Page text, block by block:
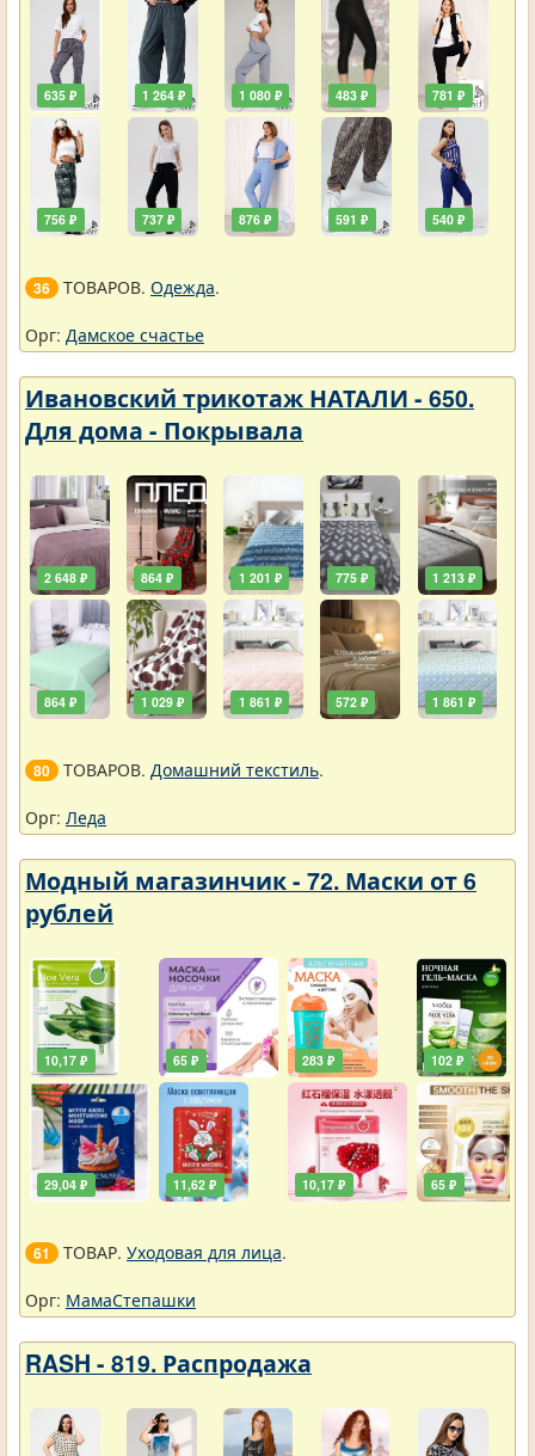
635 ₽
756 ₽
1 264 ₽
737 ₽
1 080 ₽
876 ₽
483 ₽
591 ₽
781 ₽
540 ₽
36 ТОВАРОВ. Одежда.
Орг: Дамское счастье
Ивановский трикотаж НАТАЛИ - 650.
Для дома - Покрывала
2 648 ₽
864 ₽
864 ₽
1 029 ₽
1 201 ₽
1 861 ₽
775 ₽
572 ₽
1 213 ₽
1 861 ₽
80 ТОВАРОВ. Домашний текстиль.
Орг: Леда
Модный магазинчик - 72. Маски от 6
рублей
10,17 ₽
29,04 ₽
65 ₽
11,62 ₽
283 ₽
10,17 ₽
102 ₽
65 ₽
61 ТОВАР. Уходовая для лица.
Орг: МамаСтепашки
RASH - 819. Распродажа